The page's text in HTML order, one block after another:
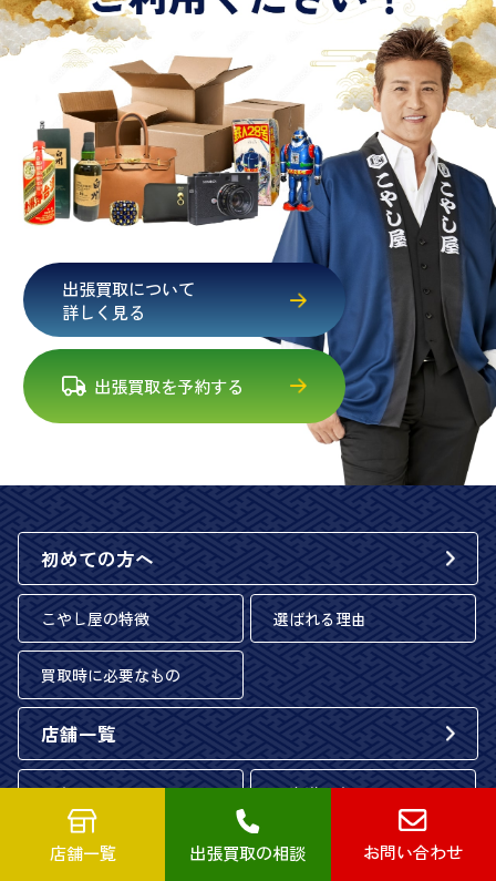
出張買取について
詳しく見る
出張買取を予約する
初めての方へ
こやし屋の特徴 選ばれる理由
買取時に必要なもの
店舗一覧
関東エリア 北海道・東北エリア
中部エリア 北陸エリア
店舗一覧 出張買取の相談 お問い合わせ